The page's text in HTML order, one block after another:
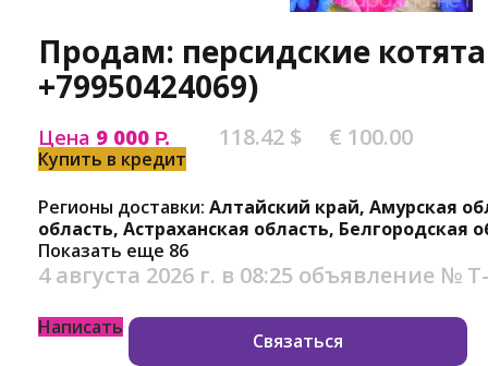
Продам: персидские
+79950424069)
Цена 9 000 Р. 118.42 $ € 100.00
Купить в кредит
Регионы доставки: Алтайский край, Амурская
область, Астраханская область, Белгородская
Показать еще 86
4 августа 2026 г. в 08:25 объявление №
Написать
Связаться